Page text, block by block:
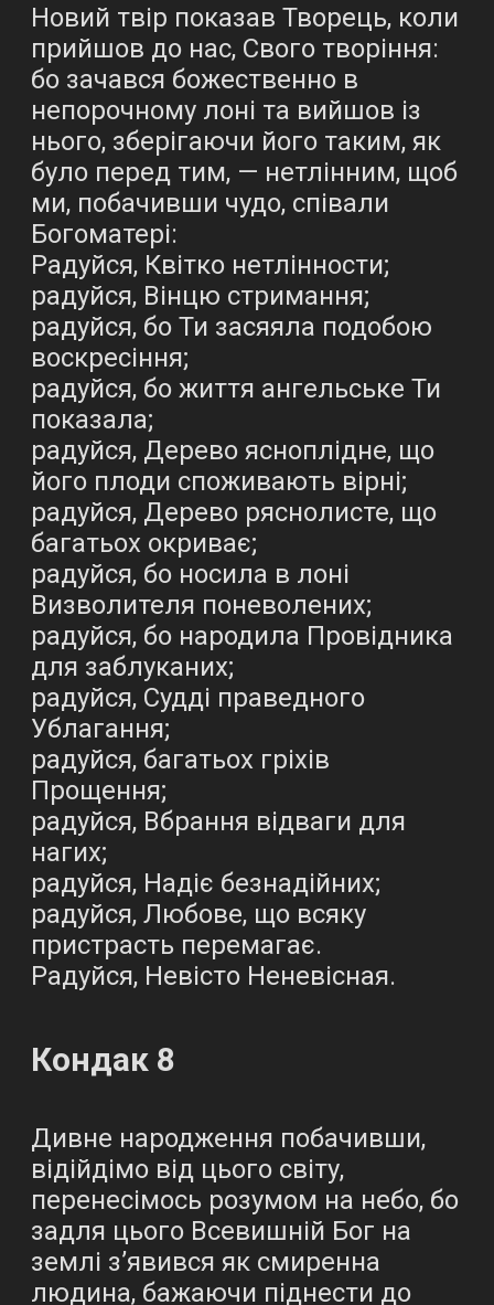
Новий твір показав Творець, коли
прийшов до нас, Свого творіння:
бо зачався божественно в
непорочному лоні та вийшов із
нього, зберігаючи його таким, як
було перед тим, — нетлінним, щоб
ми, побачивши чудо, співали
Богоматері:
Радуйся, Квітко нетлінности;
радуйся, Вінцю стримання;
радуйся, бо Ти засяяла подобою
воскресіння;
радуйся, бо життя ангельське Ти
показала;
радуйся, Дерево ясноплідне, що
його плоди споживають вірні;
радуйся, Дерево ряснолисте, що
багатьох окриває;
радуйся, бо носила в лоні
Визволителя поневолених;
радуйся, бо народила Провідника
для заблуканих;
радуйся, Судді праведного
Ублагання;
радуйся, багатьох гріхів
Прощення;
радуйся, Вбрання відваги для
нагих;
радуйся, Надіє безнадійних;
радуйся, Любове, що всяку
пристрасть перемагає.
Радуйся, Невісто Неневісная.
Кондак 8
Дивне народження побачивши,
відійдімо від цього світу,
перенесімось розумом на небо, бо
задля цього Всевишній Бог на
землі з’явився як смиренна
людина, бажаючи піднести до